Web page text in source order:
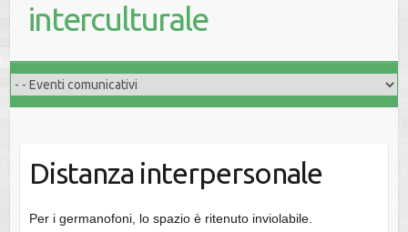
interculturale
Distanza interpersonale
Per i germanofoni, lo spazio è ritenuto inviolabile.